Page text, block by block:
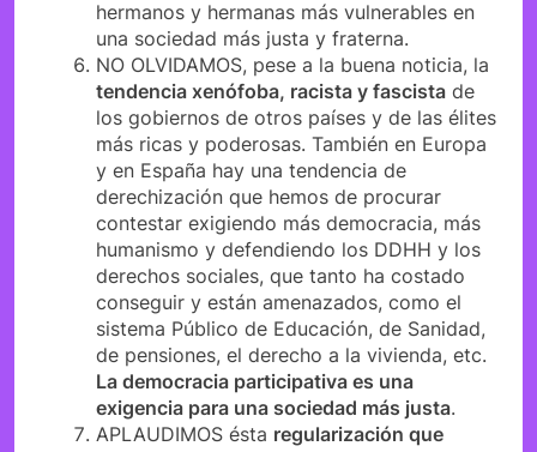
hermanos y hermanas más vulnerables en
una sociedad más justa y fraterna.
NO OLVIDAMOS, pese a la buena noticia, la
tendencia xenófoba, racista y fascista de
los gobiernos de otros países y de las élites
más ricas y poderosas. También en Europa
y en España hay una tendencia de
derechización que hemos de procurar
contestar exigiendo más democracia, más
humanismo y defendiendo los DDHH y los
derechos sociales, que tanto ha costado
conseguir y están amenazados, como el
sistema Público de Educación, de Sanidad,
de pensiones, el derecho a la vivienda, etc.
La democracia participativa es una
exigencia para una sociedad más justa.
APLAUDIMOS ésta regularización que